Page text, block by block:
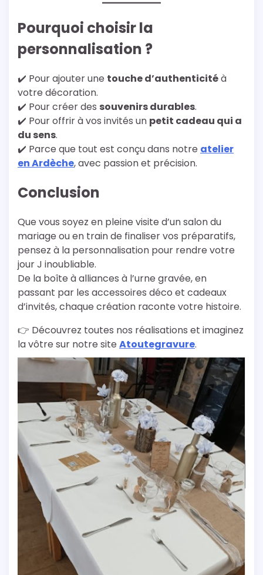
Pourquoi choisir la
personnalisation ?
✔️ Pour ajouter une touche d’authenticitéà
votre décoration.
✔️ Pour créer des souvenirs durables.
✔️ Pour offrir à vos invités un petit cadeau qui a
du sens.
✔️ Parce que tout est conçu dans notre atelier
en Ardèche, avec passion et précision.
Conclusion
Que vous soyez en pleine visite d’un salon du
mariage ou en train de finaliser vos préparatifs,
pensez à la personnalisation pour rendre votre
jour J inoubliable.
De la boîte à alliances à l’urne gravée, en
passant par les accessoires déco et cadeaux
d’invités, chaque création raconte votre histoire.
👉 Découvrez toutes nos réalisations et imaginez
la vôtre sur notre site Atoutegravure.